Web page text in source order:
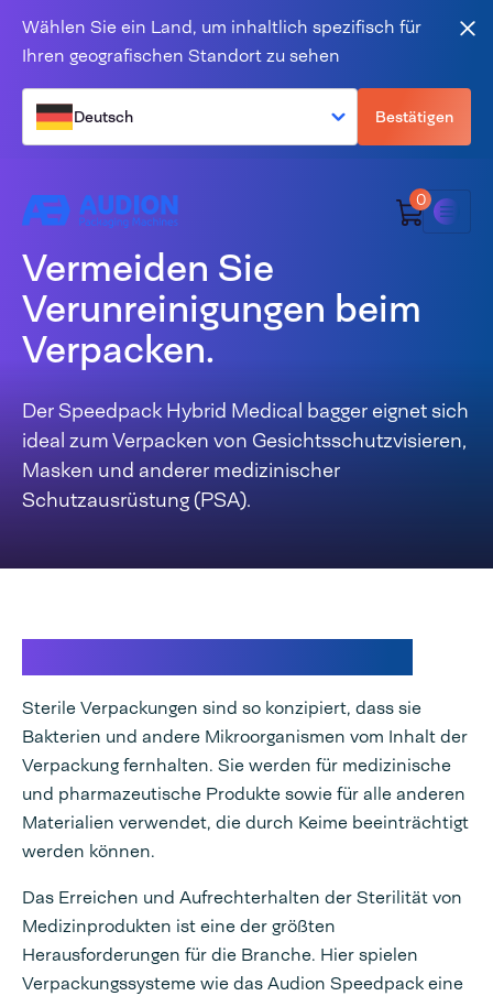
Wählen Sie ein Land, um inhaltlich spezifisch für
Ihren geografischen Standort zu sehen
Deutsch Bestätigen
0
Menü
Vermeiden Sie
Verunreinigungen beim
Verpacken.
Der Speedpack Hybrid Medical bagger eignet sich
ideal zum Verpacken von Gesichtsschutzvisieren,
Masken und anderer medizinischer
Schutzausrüstung (PSA).
Sterile Verpackungen sind so konzipiert, dass sie
Bakterien und andere Mikroorganismen vom Inhalt der
Verpackung fernhalten. Sie werden für medizinische
und pharmazeutische Produkte sowie für alle anderen
Materialien verwendet, die durch Keime beeinträchtigt
werden können.
Das Erreichen und Aufrechterhalten der Sterilität von
Medizinprodukten ist eine der größten
Herausforderungen für die Branche. Hier spielen
Verpackungssysteme wie das Audion Speedpack eine